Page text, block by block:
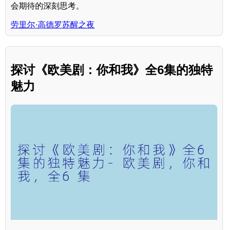
会期待的深刻思考。
劳里尔·高德罗苏醒之夜
探讨《欧美剧：你和我》全6集的独特
魅力